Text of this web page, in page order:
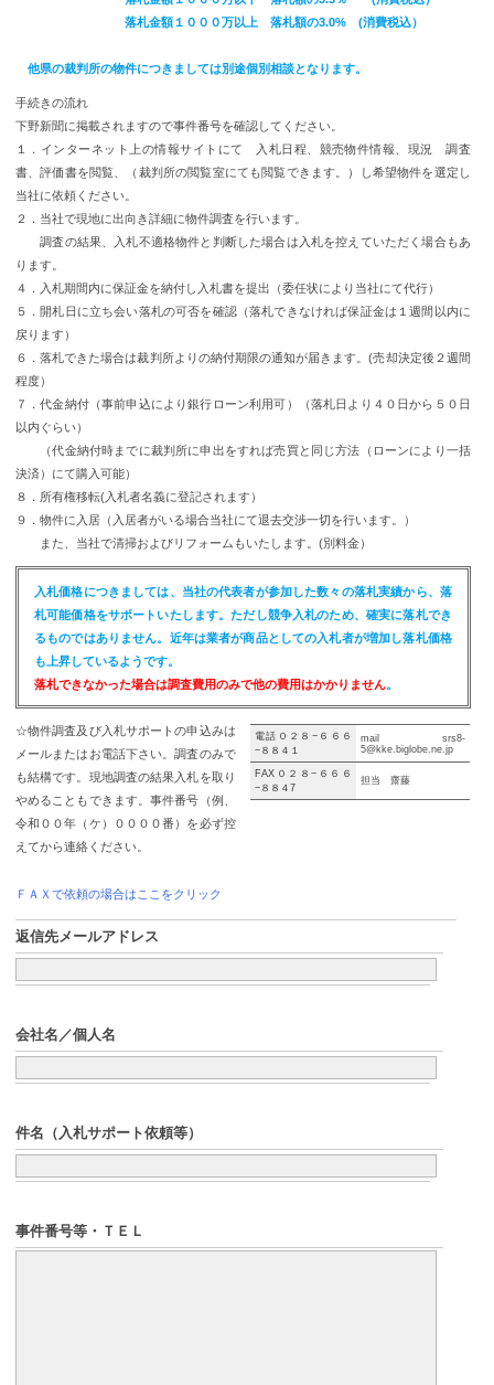
落札金額１０００万以上 落札額の3.0% (消費税込）
他県の裁判所の物件につきましては別途個別相談となります。
手続きの流れ
下野新聞に掲載されますので事件番号を確認してください。
１．インターネット上の情報サイトにて 入札日程、競売物件情報、現況 調査
書、評価書を閲覧、（裁判所の閲覧室にても閲覧できます。）し希望物件を選定し
当社に依頼ください。
２．当社で現地に出向き詳細に物件調査を行います。
調査の結果、入札不適格物件と判断した場合は入札を控えていただく場合もあ
ります。
４．入札期間内に保証金を納付し入札書を提出（委任状により当社にて代行）
５．開札日に立ち会い落札の可否を確認（落札できなければ保証金は１週間以内に
戻ります）
６．落札できた場合は裁判所よりの納付期限の通知が届きます。(売却決定後２週間
程度）
７．代金納付（事前申込により銀行ローン利用可）（落札日より４０日から５０日
以内ぐらい）
（代金納付時までに裁判所に申出をすれば売買と同じ方法（ローンにより一括
決済）にて購入可能）
８．所有権移転(入札者名義に登記されます）
９．物件に入居（入居者がいる場合当社にて退去交渉一切を行います。）
また、当社で清掃およびリフォームもいたします。(別料金）
入札価格につきましては、当社の代表者が参加した数々の落札実績から、落
札可能価格をサポートいたします。ただし競争入札のため、確実に落札でき
るものではありません。近年は業者が商品としての入札者が増加し落札価格
も上昇しているようです。
落札できなかった場合は調査費用のみで他の費用はかかりません。
☆物件調査及び入札サポートの申込みは
メールまたはお電話下さい。調査のみで
も結構です。現地調査の結果入札を取り
やめることもできます。事件番号（例、
令和００年（ケ）００００番）を必ず控
えてから連絡ください。
電話０２８−６６６
−８８４１
mail srs8-
5@kke.biglobe.ne.jp
FAX０２８−６６６
−８８４7
担当 齋藤
ＦＡＸで依頼の場合はここをクリック
返信先メールアドレス
会社名／個人名
件名（入札サポート依頼等）
事件番号等・ＴＥＬ